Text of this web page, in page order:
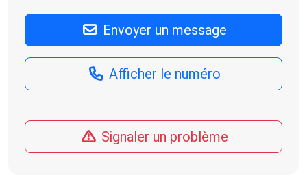
Envoyer un message
Afficher le numéro
Signaler un problème